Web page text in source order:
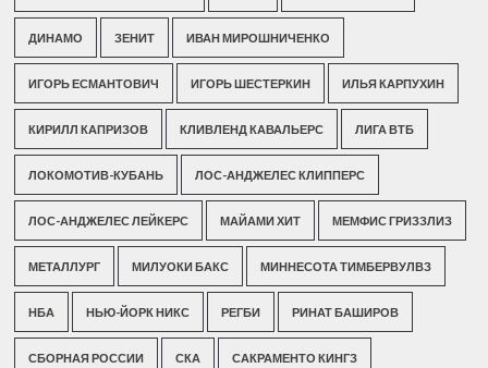
ДИНАМО ЗЕНИТ ИВАН МИРОШНИЧЕНКО
ИГОРЬ ЕСМАНТОВИЧ ИГОРЬ ШЕСТЕРКИН ИЛЬЯ КАРПУХИН
КИРИЛЛ КАПРИЗОВ КЛИВЛЕНД КАВАЛЬЕРС ЛИГА ВТБ
ЛОКОМОТИВ-КУБАНЬ ЛОС-АНДЖЕЛЕС КЛИППЕРС
ЛОС-АНДЖЕЛЕС ЛЕЙКЕРС МАЙАМИ ХИТ МЕМФИС ГРИЗЗЛИЗ
МЕТАЛЛУРГ МИЛУОКИ БАКС МИННЕСОТА ТИМБЕРВУЛВЗ
НБА НЬЮ-ЙОРК НИКС РЕГБИ РИНАТ БАШИРОВ
СБОРНАЯ РОССИИ СКА САКРАМЕНТО КИНГЗ